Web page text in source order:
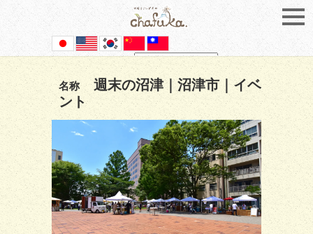
Powered by Translate
名称
週末の沼津｜沼津市｜イベ
ント